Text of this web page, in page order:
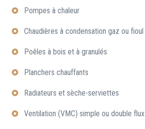
Pompes à chaleur
Chaudières à condensation gaz ou fioul
Poêles à bois et à granulés
Planchers chauffants
Radiateurs et sèche-serviettes
Ventilation (VMC) simple ou double flux